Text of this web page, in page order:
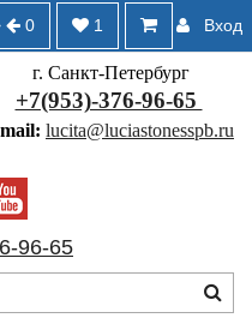
Вход
1
0
г. Санкт-Петербург
+7(953)-376-96-65
lucita@luciastonesspb.ru
96-65